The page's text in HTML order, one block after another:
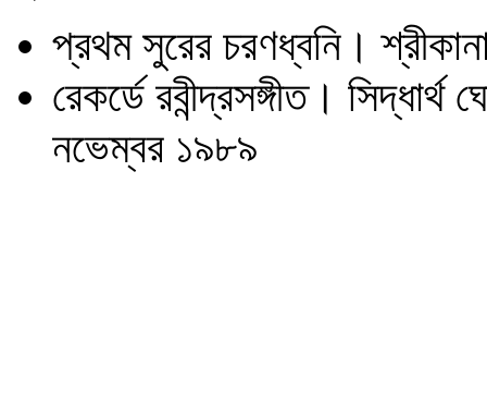
প্রথম সুরের চরণধ্বনি।
রেকর্ডে রবীন্দ্রসঙ্গীত।
নভেম্বর ১৯৮৯